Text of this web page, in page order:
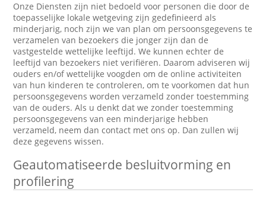
Onze Diensten zijn niet bedoeld voor personen die door de
toepasselijke lokale wetgeving zijn gedefinieerd als
minderjarig, noch zijn we van plan om persoonsgegevens te
verzamelen van bezoekers die jonger zijn dan de
vastgestelde wettelijke leeftijd. We kunnen echter de
leeftijd van bezoekers niet verifiëren. Daarom adviseren wij
ouders en/of wettelijke voogden om de online activiteiten
van hun kinderen te controleren, om te voorkomen dat hun
persoonsgegevens worden verzameld zonder toestemming
van de ouders. Als u denkt dat we zonder toestemming
persoonsgegevens van een minderjarige hebben
verzameld, neem dan contact met ons op. Dan zullen wij
deze gegevens wissen.
Geautomatiseerde besluitvorming en
profilering